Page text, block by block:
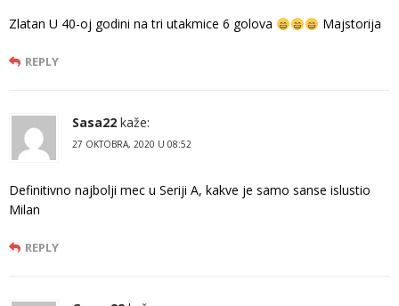
Zlatan U 40-oj godini na tri utakmice 6 golova Majstorija
REPLY
Sasa22 kaže:
27 OKTOBRA, 2020 U 08:52
Definitivno najbolji mec u Seriji A, kakve je samo sanse islustio
Milan
REPLY